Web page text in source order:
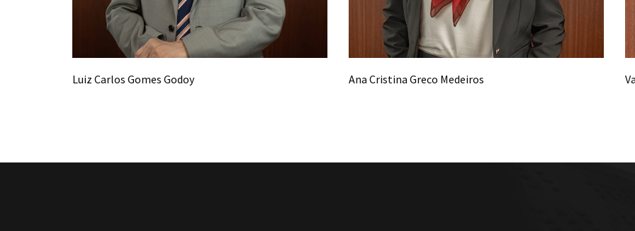
Luiz Carlos Gomes Godoy Ana Cristina Greco Medeiros